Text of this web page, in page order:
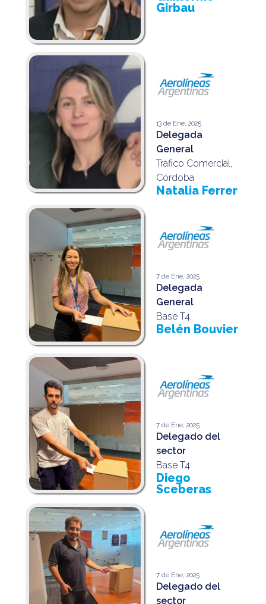
Girbau
13 de Ene, 2025
Delegada
General
Tráfico Comercial,
Córdoba
Natalia Ferrer
7 de Ene, 2025
Delegada
General
Base T4
Belén Bouvier
7 de Ene, 2025
Delegado del
sector
Base T4
Diego
Sceberas
7 de Ene, 2025
Delegado del
sector